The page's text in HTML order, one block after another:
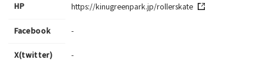
HP https://kinugreenpark.jp/rollerskate
Facebook -
X(twitter) -